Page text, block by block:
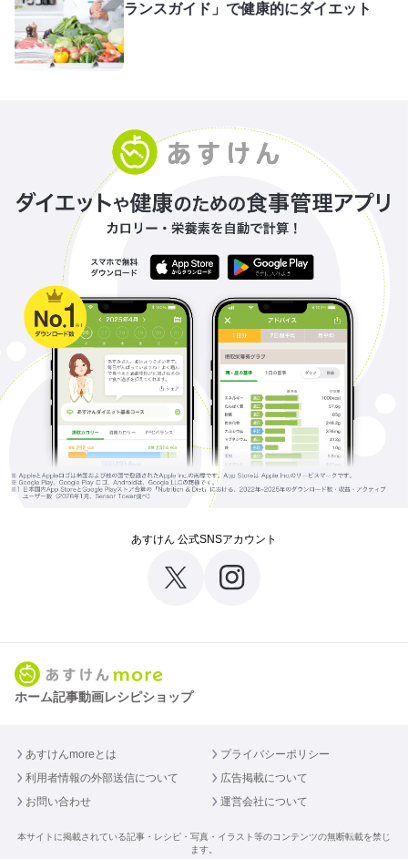
ランスガイド」で健康的にダイエット
あすけん 公式SNSアカウント
ホーム記事動画レシピショップ
あすけんmoreとは
プライバシーポリシー
利用者情報の外部送信について
広告掲載について
お問い合わせ
運営会社について
本サイトに掲載されている記事・レシピ・写真・イラスト等のコンテンツの無断転載を禁じ
ます。